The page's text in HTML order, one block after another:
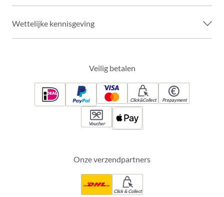
Wettelijke kennisgeving
Veilig betalen
Click&Collect Prepayment
Voucher
Onze verzendpartners
Click & Collect